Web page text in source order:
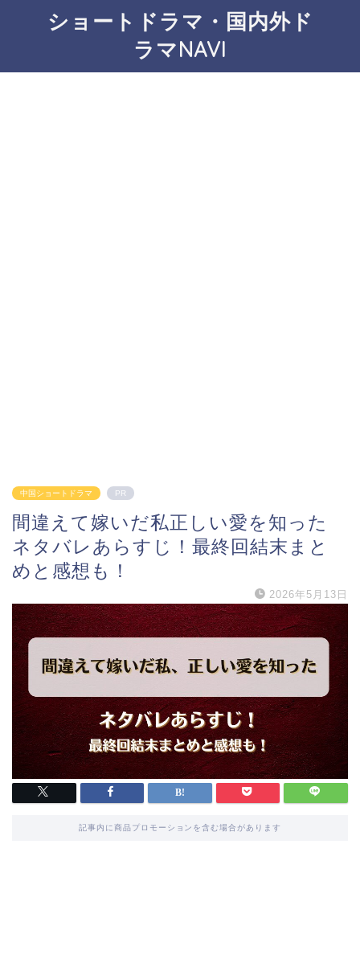
ショートドラマ・国内外ド
ラマNAVI
中国ショートドラマ PR
間違えて嫁いだ私正しい愛を知った
ネタバレあらすじ！最終回結末まと
めと感想も！
2026年5月13日
記事内に商品プロモーションを含む場合があります